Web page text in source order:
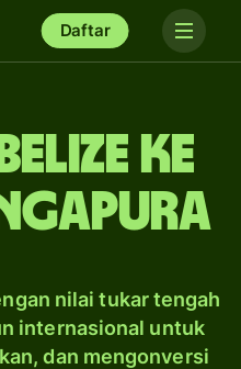
Daftar
ke
nilai tukar tengah
internasional untuk
dan mengonversi